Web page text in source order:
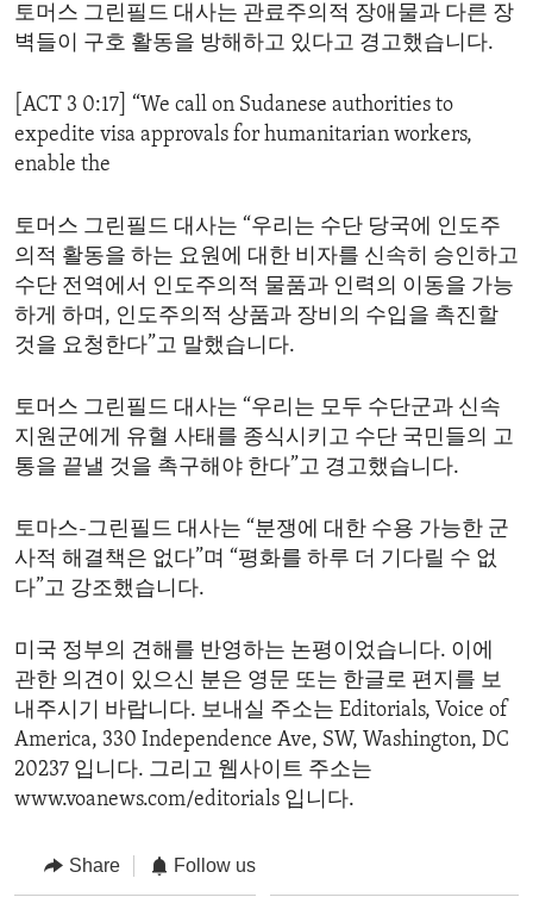
토머스 그린필드 대사는 관료주의적 장애물과 다른 장
벽들이 구호 활동을 방해하고 있다고 경고했습니다.
[ACT 3 0:17] “We call on Sudanese authorities to
expedite visa approvals for humanitarian workers,
enable the
토머스 그린필드 대사는 “우리는 수단 당국에 인도주
의적 활동을 하는 요원에 대한 비자를 신속히 승인하고
수단 전역에서 인도주의적 물품과 인력의 이동을 가능
하게 하며, 인도주의적 상품과 장비의 수입을 촉진할
것을 요청한다”고 말했습니다.
토머스 그린필드 대사는 “우리는 모두 수단군과 신속
지원군에게 유혈 사태를 종식시키고 수단 국민들의 고
통을 끝낼 것을 촉구해야 한다”고 경고했습니다.
토마스-그린필드 대사는 “분쟁에 대한 수용 가능한 군
사적 해결책은 없다”며 “평화를 하루 더 기다릴 수 없
다”고 강조했습니다.
미국 정부의 견해를 반영하는 논평이었습니다. 이에
관한 의견이 있으신 분은 영문 또는 한글로 편지를 보
내주시기 바랍니다. 보내실 주소는 Editorials, Voice of
America, 330 Independence Ave, SW, Washington, DC
20237 입니다. 그리고 웹사이트 주소는
www.voanews.com/editorials 입니다.
Share Follow us